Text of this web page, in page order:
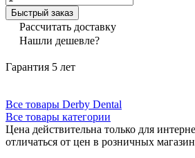
Быстрый заказ
Рассчитать доставку
Нашли дешевле?
Гарантия 5 лет
Все товары Derby Dental
Все товары категории
Цена действительна только для
отличаться от цен в розничных